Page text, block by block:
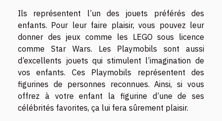
Ils représentent l’un des jouets préférés des
enfants. Pour leur faire plaisir, vous pouvez leur
donner des jeux comme les LEGO sous licence
comme Star Wars. Les Playmobils sont aussi
d’excellents jouets qui stimulent l’imagination de
vos enfants. Ces Playmobils représentent des
figurines de personnes reconnues. Ainsi, si vous
offrez à votre enfant la figurine d’une de ses
célébrités favorites, ça lui fera sûrement plaisir.